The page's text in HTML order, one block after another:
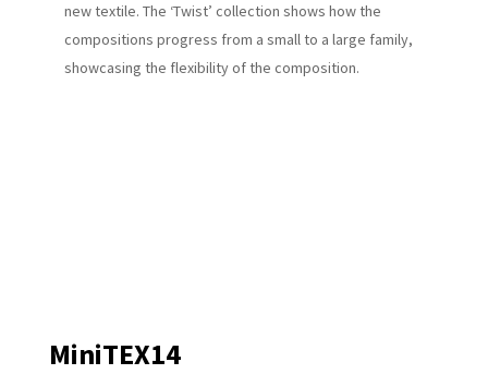
new textile. The ‘Twist’ collection shows how the
compositions progress from a small to a large family,
showcasing the flexibility of the composition.
MiniTEX14